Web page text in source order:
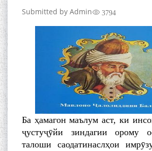
Submitted by Admin 3794
Ба ҳамагон маълум аст, ки
ҷустуҷӯйи зиндагии орому
талоши саодатинаслҳои